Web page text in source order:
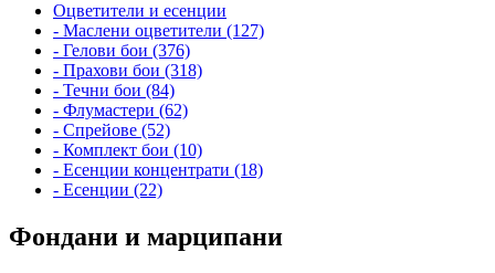
Оцветители и есенции
- Маслени оцветители (127)
- Гелови бои (376)
- Прахови бои (318)
- Течни бои (84)
- Флумастери (62)
- Спрейове (52)
- Комплект бои (10)
- Есенции концентрати (18)
- Есенции (22)
Фондани и марципани